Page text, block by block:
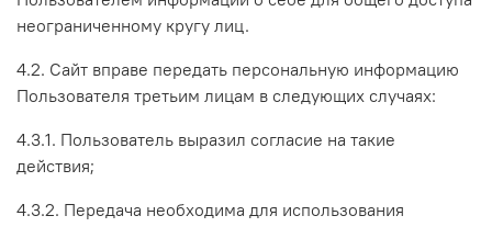
неограниченному кругу лиц.
4.2. Сайт вправе передать персональную информацию
Пользователя третьим лицам в следующих случаях:
4.3.1. Пользователь выразил согласие на такие
действия;
4.3.2. Передача необходима для использования